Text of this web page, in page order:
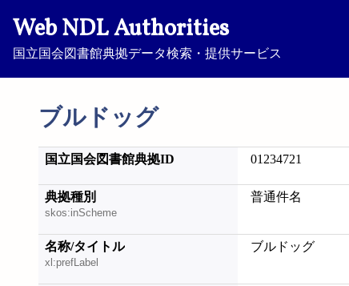
Web NDL Authorities
国立国会図書館典拠データ検索・提供サービス
ブルドッグ
国立国会図書館典拠ID 01234721
典拠種別
skos:inScheme
普通件名
名称/タイトル
xl:prefLabel
ブルドッグ